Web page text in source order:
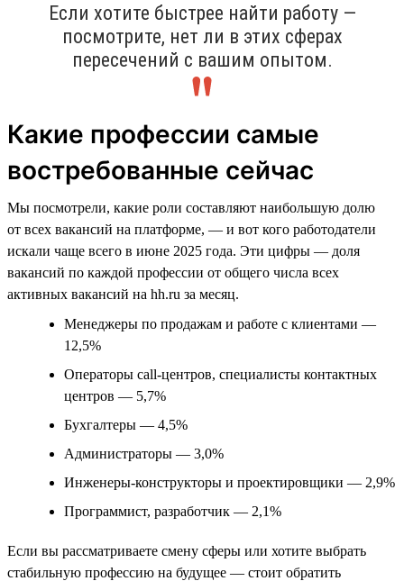
Если хотите быстрее найти работу —
посмотрите, нет ли в этих сферах
пересечений с вашим опытом.
Какие профессии самые
востребованные сейчас
Мы посмотрели, какие роли составляют наибольшую долю
от всех вакансий на платформе, — и вот кого работодатели
искали чаще всего в июне 2025 года. Эти цифры — доля
вакансий по каждой профессии от общего числа всех
активных вакансий на hh.ru за месяц.
Менеджеры по продажам и работе с клиентами —
12,5%
Операторы call-центров, специалисты контактных
центров — 5,7%
Бухгалтеры — 4,5%
Администраторы — 3,0%
Инженеры-конструкторы и проектировщики — 2,9%
Программист, разработчик — 2,1%
Если вы рассматриваете смену сферы или хотите выбрать
стабильную профессию на будущее — стоит обратить